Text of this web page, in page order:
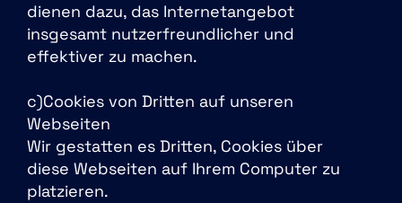
dienen dazu, das Internetangebot
insgesamt nutzerfreundlicher und
effektiver zu machen.
c)Cookies von Dritten auf unseren
Webseiten
Wir gestatten es Dritten, Cookies über
diese Webseiten auf Ihrem Computer zu
platzieren.